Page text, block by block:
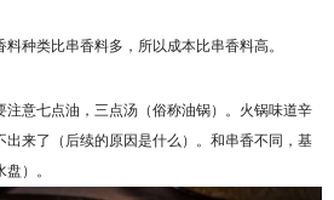
种类比串香料多，所以成本比串香料高。
注意七点油，三点汤（俗称油锅）。火锅味道辛
出来了（后续的原因是什么）。和串香不同，基
）。